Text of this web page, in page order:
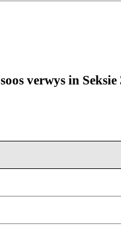
verwys in Seksie